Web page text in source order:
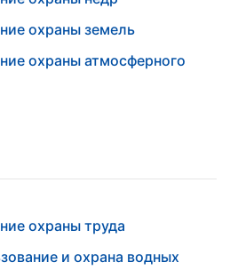
охраны земель
охраны атмосферного
охраны труда
и охрана водных